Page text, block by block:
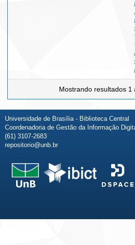
Mostrando resultados 1
Universidade de Brasília - Biblioteca Central
Coordenadoria de Gestão da Informação
(61) 3107-2683
repositorio@unb.br